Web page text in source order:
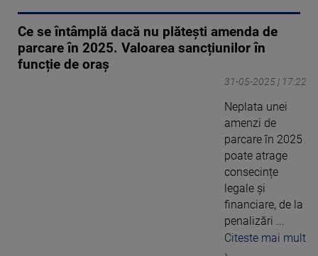
Ce se întâmplă dacă nu plătești amenda de
parcare în 2025. Valoarea sancțiunilor în
funcție de oraș
31-05-2025 | 17:22
Neplata unei
amenzi de
parcare în 2025
poate atrage
consecințe
legale și
financiare, de la
penalizări ...
Citeste mai mult